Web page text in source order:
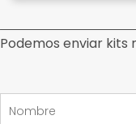
Podemos enviar kits